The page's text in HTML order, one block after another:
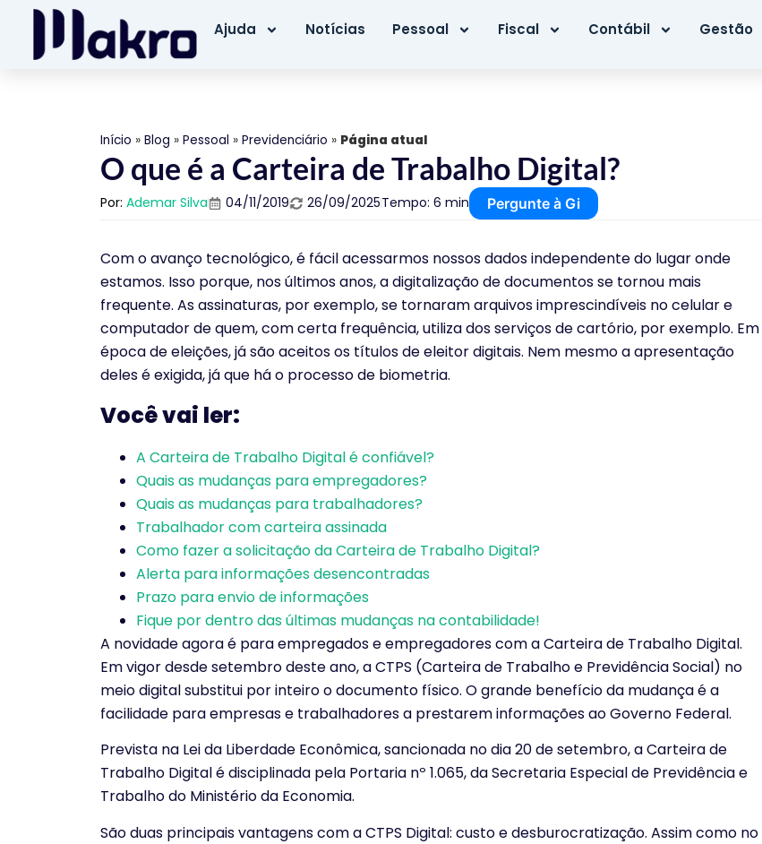
Ajuda Notícias Pessoal Fiscal Contábil Gestão
Início » Blog » Pessoal » Previdenciário » Página atual
O que é a Carteira de Trabalho Digital?
Por: Ademar Silva 04/11/2019 26/09/2025Tempo: 6 min Pergunte à Gi
Com o avanço tecnológico, é fácil acessarmos nossos dados independente do lugar onde
estamos. Isso porque, nos últimos anos, a digitalização de documentos se tornou mais
frequente. As assinaturas, por exemplo, se tornaram arquivos imprescindíveis no celular e
computador de quem, com certa frequência, utiliza dos serviços de cartório, por exemplo. Em
época de eleições, já são aceitos os títulos de eleitor digitais. Nem mesmo a apresentação
deles é exigida, já que há o processo de biometria.
Você vai ler:
A Carteira de Trabalho Digital é confiável?
Quais as mudanças para empregadores?
Quais as mudanças para trabalhadores?
Trabalhador com carteira assinada
Como fazer a solicitação da Carteira de Trabalho Digital?
Alerta para informações desencontradas
Prazo para envio de informações
Fique por dentro das últimas mudanças na contabilidade!
A novidade agora é para empregados e empregadores com a Carteira de Trabalho Digital.
Em vigor desde setembro deste ano, a CTPS (Carteira de Trabalho e Previdência Social) no
meio digital substitui por inteiro o documento físico. O grande benefício da mudança é a
facilidade para empresas e trabalhadores a prestarem informações ao Governo Federal.
Prevista na Lei da Liberdade Econômica, sancionada no dia 20 de setembro, a Carteira de
Trabalho Digital é disciplinada pela Portaria nº 1.065, da Secretaria Especial de Previdência e
Trabalho do Ministério da Economia.
São duas principais vantagens com a CTPS Digital: custo e desburocratização. Assim como no